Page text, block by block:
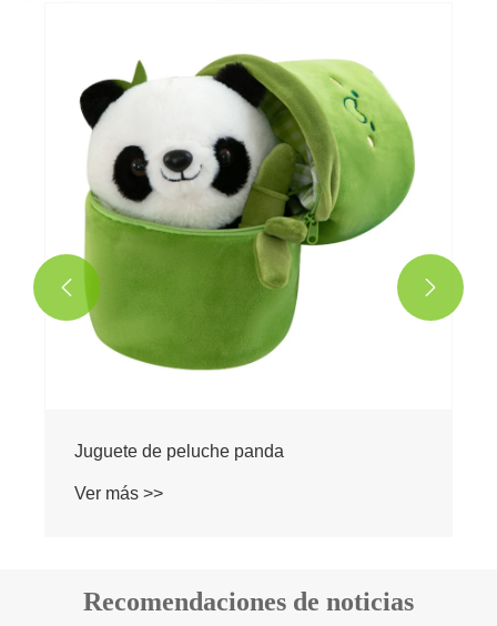
Juguete de lujoso de elefante
Ver más >>
 
Recomendaciones de noticias